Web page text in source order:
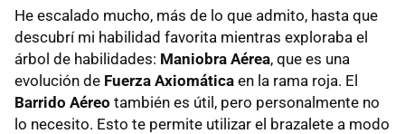
He escalado mucho, más de lo que admito, hasta que
descubrí mi habilidad favorita mientras exploraba el
árbol de habilidades: Maniobra Aérea, que es una
evolución de Fuerza Axiomática en la rama roja. El
Barrido Aéreo también es útil, pero personalmente no
lo necesito. Esto te permite utilizar el brazalete a modo